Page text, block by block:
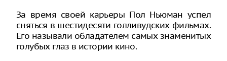
За время своей карьеры Пол Ньюман успел
сняться в шестидесяти голливудских фильмах.
Его называли обладателем самых знаменитых
голубых глаз в истории кино.